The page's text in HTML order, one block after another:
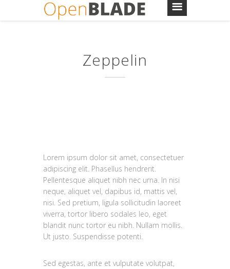
Zeppelin
Lorem ipsum dolor sit amet, consectetuer
adipiscing elit. Phasellus hendrerit.
Pellentesque aliquet nibh nec urna. In nisi
neque, aliquet vel, dapibus id, mattis vel,
nisi. Sed pretium, ligula sollicitudin laoreet
viverra, tortor libero sodales leo, eget
blandit nunc tortor eu nibh. Nullam mollis.
Ut justo. Suspendisse potenti.
Sed egestas, ante et vulputate volutpat,